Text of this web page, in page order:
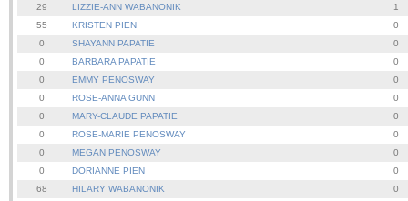
29
LIZZIE-ANN WABANONIK
1
55
KRISTEN PIEN
0
0
SHAYANN PAPATIE
0
0
BARBARA PAPATIE
0
0
EMMY PENOSWAY
0
0
ROSE-ANNA GUNN
0
0
MARY-CLAUDE PAPATIE
0
0
ROSE-MARIE PENOSWAY
0
0
MEGAN PENOSWAY
0
0
DORIANNE PIEN
0
68
HILARY WABANONIK
0